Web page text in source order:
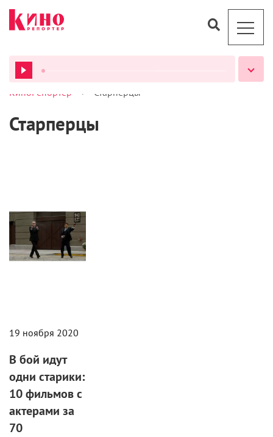
ВСЕ ПОДКАСТЫ
КиноРепортер > Старперцы
Старперцы
19 ноября 2020
В бой идут
одни старики:
10 фильмов с
актерами за
70